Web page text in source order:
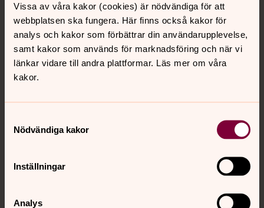
Vissa av våra kakor (cookies) är nödvändiga för att
webbplatsen ska fungera. Här finns också kakor för
analys och kakor som förbättrar din användarupplevelse,
samt kakor som används för marknadsföring och när vi
länkar vidare till andra plattformar. Läs mer om våra
kakor.
Nödvändiga kakor
Inställningar
Analys
Kontakt
Hitta snabbt